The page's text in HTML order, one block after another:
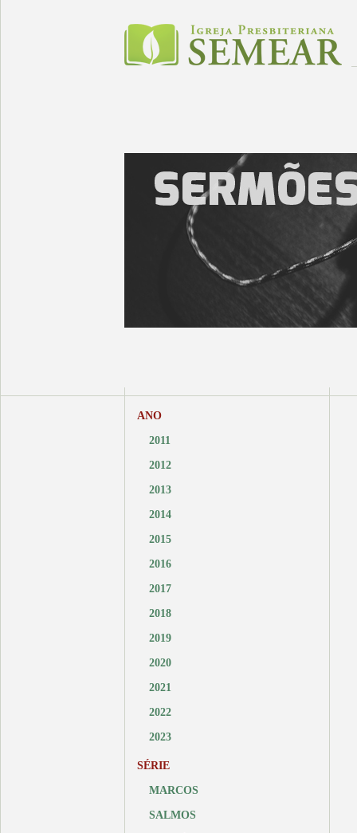
ANO
2011
2012
2013
2014
2015
2016
2017
2018
2019
2020
2021
2022
2023
SÉRIE
MARCOS
SALMOS